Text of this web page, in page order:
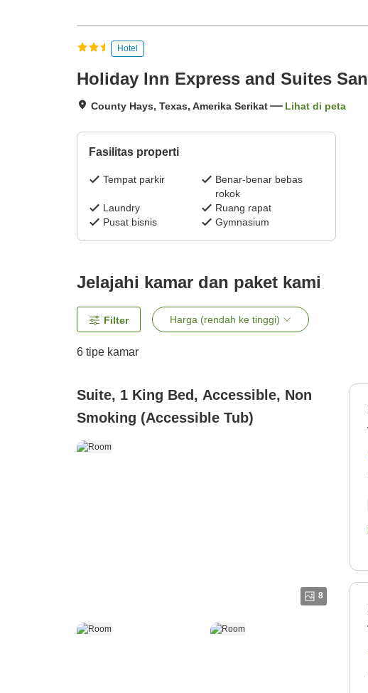
Hotel
Holiday Inn Express and Suites
County Hays, Texas, Amerika Serikat Lihat di peta
Fasilitas properti
Tempat parkir
Benar-benar bebas
rokok
Laundry
Ruang rapat
Pusat bisnis
Gymnasium
Jelajahi kamar dan paket kami
Filter Harga (rendah ke tinggi)
6 tipe kamar
Suite, 1 King Bed, Accessible, Non
Smoking (Accessible Tub)
8